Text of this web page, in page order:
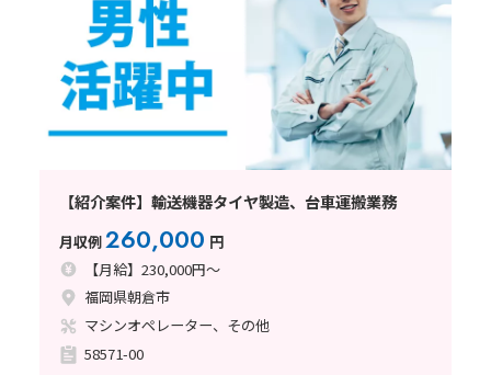
【紹介案件】輸送機器タイヤ製造、台車運搬業務
月収例260,000 円
【月給】230,000円～
福岡県朝倉市
マシンオペレーター、その他
58571-00